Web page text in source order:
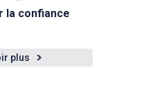
la confiance
plus